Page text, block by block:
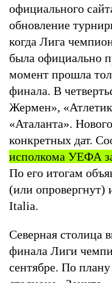
официального
обновление
когда Лига
была официально
момент прошла
финала. В
Жермен»,
«Аталанта».
конкретных дат.
исполкома УЕФА
По его итогам
(или
Italia.
Северная столица
финала Лиги
сентябре. По